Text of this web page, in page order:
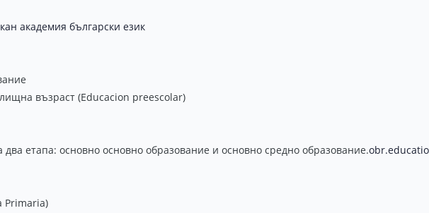
кан академия български език
възраст (Educacion preescolar)
етапа: основно основно образование и основно средно образование.
Primaria)